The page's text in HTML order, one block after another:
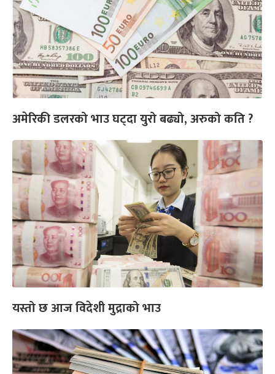
अमेरिकी डलरको भाउ घट्दा युरो बढ्यो, अरुको कति ?
यस्तो छ आज विदेशी मुद्राको भाउ